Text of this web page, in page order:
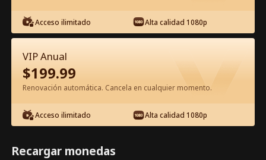
Episodio 15 - Negro Mito: Mi Maestro
es Wukong Película Completa
1-50 51-70 Todos los Episodios
15 16 18
Acceso ilimitado Alta calidad 1080p
VIP Anual
$199.99
Renovación automática. Cancela en cualquier momento.
Acceso ilimitado Alta calidad 1080p
Recargar monedas